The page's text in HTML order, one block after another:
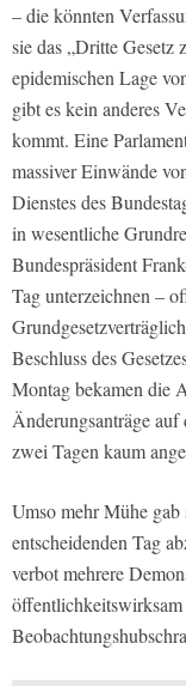
– die könnten
sie das „Dritte Gesetz
epidemischen Lage
gibt es kein anderes
kommt. Eine
massiver Einwände
Dienstes des
in wesentliche
Bundespräsident
Tag unterzeichnen –
Beschluss des
Montag bekamen die
Änderungsanträge auf
zwei Tagen kaum
Umso mehr Mühe
entscheidenden Tag
verbot mehrere